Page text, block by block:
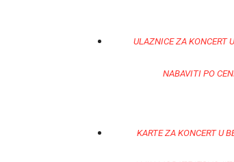
ULAZNICE ZA KONCERT
NABAVITI PO
KARTE ZA KONCERT U